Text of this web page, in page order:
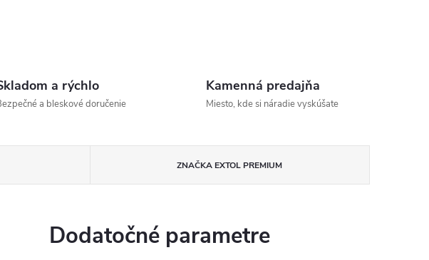
a rýchlo
a bleskové doručenie
Kamenná predajňa
Miesto, kde si náradie vyskúšate
ZNAČKA EXTOL PREMIUM
Dodatočné parametre